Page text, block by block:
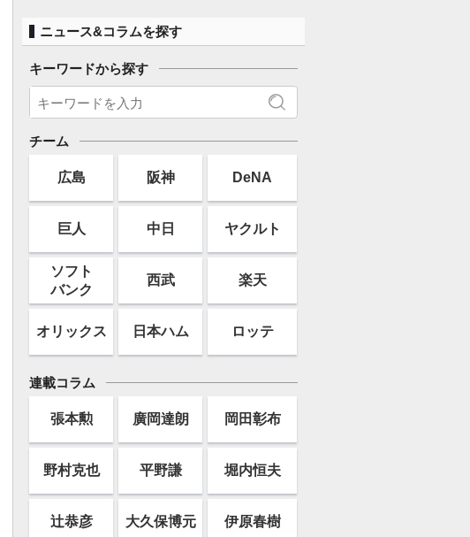
ニュース&コラムを探す
キーワードから探す
チーム
広島 阪神 DeNA
巨人 中日 ヤクルト
ソフト
バンク
西武 楽天
オリックス 日本ハム ロッテ
連載コラム
張本勲 廣岡達朗 岡田彰布
野村克也 平野謙 堀内恒夫
辻恭彦 大久保博元 伊原春樹